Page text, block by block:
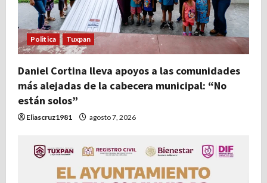
Politica Tuxpan
Daniel Cortina lleva apoyos a las comunidades
más alejadas de la cabecera municipal: “No
están solos”
Eliascruz1981 agosto 7, 2026